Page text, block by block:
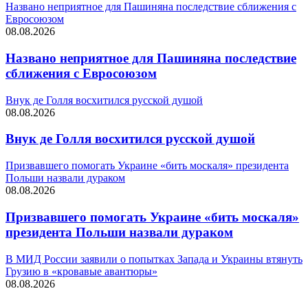
Названо неприятное для Пашиняна последствие сближения с
Евросоюзом
08.08.2026
Названо неприятное для Пашиняна последствие
сближения с Евросоюзом
Внук де Голля восхитился русской душой
08.08.2026
Внук де Голля восхитился русской душой
Призвавшего помогать Украине «бить москаля» президента
Польши назвали дураком
08.08.2026
Призвавшего помогать Украине «бить москаля»
президента Польши назвали дураком
В МИД России заявили о попытках Запада и Украины втянуть
Грузию в «кровавые авантюры»
08.08.2026